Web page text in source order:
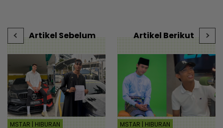
Artikel Sebelum
MSTAR | HIBURAN
Artikel Berikut
MSTAR | HIBURAN